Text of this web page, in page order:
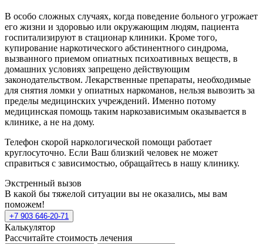
В особо сложных случаях, когда поведение больного угрожает
его жизни и здоровью или окружающим людям, пациента
госпитализируют в стационар клиники. Кроме того,
купирование наркотического абстинентного синдрома,
вызванного приемом опиатных психоативных веществ, в
домашних условиях запрещено действующим
законодательством. Лекарственные препараты, необходимые
для снятия ломки у опиатных наркоманов, нельзя вывозить за
пределы медицинских учреждений. Именно потому
медицинская помощь таким наркозависимым оказывается в
клинике, а не на дому.
Телефон скорой наркологической помощи работает
круглосуточно. Если Ваш близкий человек не может
справиться с зависимостью, обращайтесь в нашу клинику.
Экстренный вызов
В какой бы тяжелой ситуации вы не оказались, мы вам
поможем!
+7 903 646-20-71
Калькулятор
Рассчитайте стоимость лечения